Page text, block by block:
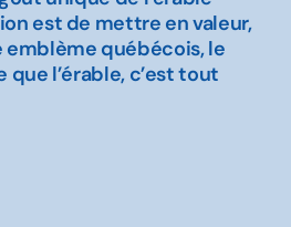
est de mettre en valeur,
emblème québécois, le
que l’érable, c’est tout